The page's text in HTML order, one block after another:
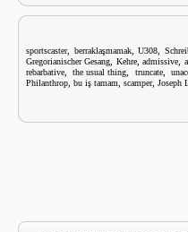
sportscaster, berraklaşmamak,U308 ,
Gregorianischer Gesang
Kehre,admissive ,
rebarbative ,the usual thing truncate,
Philanthrop bu iş tamam scamper, Joseph